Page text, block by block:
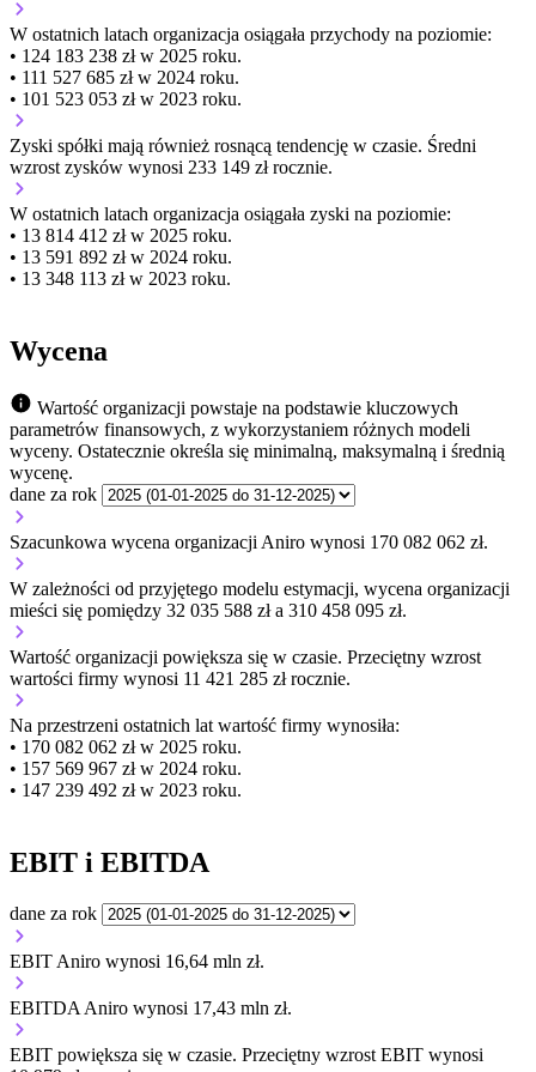
W ostatnich latach organizacja osiągała przychody na poziomie:
• 124 183 238 zł w 2025 roku.
• 111 527 685 zł w 2024 roku.
• 101 523 053 zł w 2023 roku.
Zyski spółki mają również rosnącą tendencję w czasie. Średni
wzrost zysków wynosi 233 149 zł rocznie.
W ostatnich latach organizacja osiągała zyski na poziomie:
• 13 814 412 zł w 2025 roku.
• 13 591 892 zł w 2024 roku.
• 13 348 113 zł w 2023 roku.
Wycena
Wartość organizacji powstaje na podstawie kluczowych
parametrów finansowych, z wykorzystaniem różnych modeli
wyceny. Ostatecznie określa się minimalną, maksymalną i średnią
wycenę.
dane za rok
Szacunkowa wycena organizacji Aniro wynosi 170 082 062 zł.
W zależności od przyjętego modelu estymacji, wycena organizacji
mieści się pomiędzy 32 035 588 zł a 310 458 095 zł.
Wartość organizacji powiększa się w czasie. Przeciętny wzrost
wartości firmy wynosi 11 421 285 zł rocznie.
Na przestrzeni ostatnich lat wartość firmy wynosiła:
• 170 082 062 zł w 2025 roku.
• 157 569 967 zł w 2024 roku.
• 147 239 492 zł w 2023 roku.
EBIT i EBITDA
dane za rok
EBIT Aniro wynosi 16,64 mln zł.
EBITDA Aniro wynosi 17,43 mln zł.
EBIT powiększa się w czasie. Przeciętny wzrost EBIT wynosi